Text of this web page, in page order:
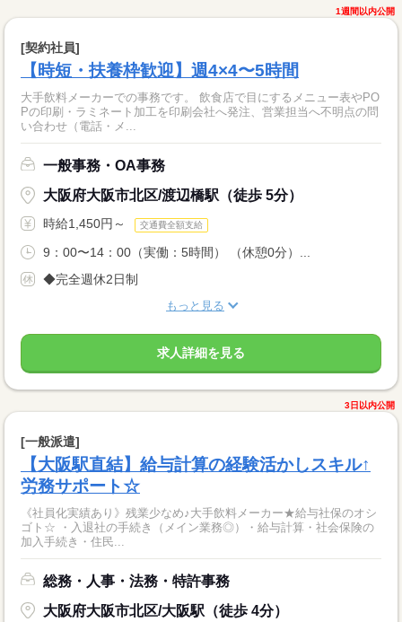
1週間以内公開
[契約社員]
【時短・扶養枠歓迎】週4×4〜5時間
大手飲料メーカーでの事務です。 飲食店で目にするメニュー表やPO
Pの印刷・ラミネート加工を印刷会社へ発注、営業担当へ不明点の問
い合わせ（電話・メ...
一般事務・OA事務
大阪府大阪市北区/渡辺橋駅（徒歩 5分）
時給1,450円～ 交通費全額支給
9：00〜14：00（実働：5時間） （休憩0分）...
◆完全週休2日制
もっと見る
求人詳細を見る
3日以内公開
[一般派遣]
【大阪駅直結】給与計算の経験活かしスキル↑
労務サポート☆
《社員化実績あり》残業少なめ♪大手飲料メーカー★給与社保のオシ
ゴト☆ ・入退社の手続き（メイン業務◎）・給与計算・社会保険の
加入手続き・住民...
総務・人事・法務・特許事務
大阪府大阪市北区/大阪駅（徒歩 4分）